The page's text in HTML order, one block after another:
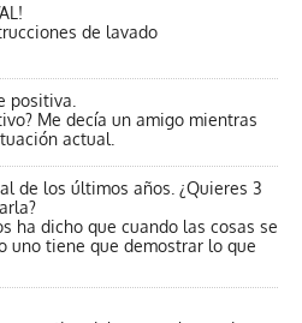
de lavado
positiva.
Me decía un amigo mientras
actual.
de los últimos años. ¿Quieres 3
ha dicho que cuando las cosas se
uno tiene que demostrar lo que